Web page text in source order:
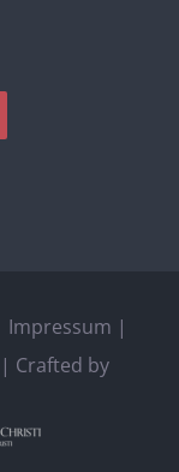
Impressum |
| Crafted by